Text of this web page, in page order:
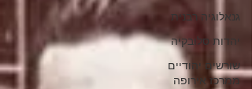
גנאלוגיה רבנית
יהדות סלובקיה
שורשים יהודיים
ממרכז אירופה